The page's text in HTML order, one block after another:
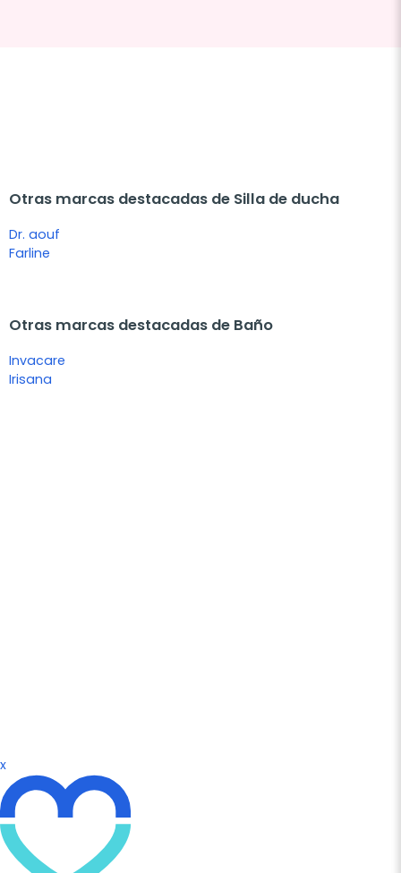
Otras marcas destacadas de Silla de ducha
Dr. aouf
Farline
Otras marcas destacadas de Baño
Invacare
Irisana
x